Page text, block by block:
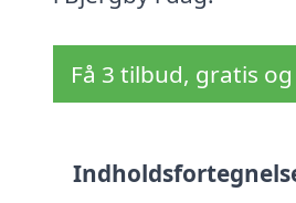
Få 3 tilbud, gratis